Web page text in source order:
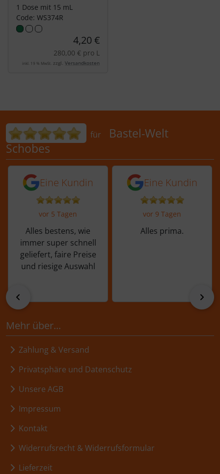
1 Dose mit 15 mL
Code: WS374R
4,20 €
280,00 € pro L
inkl. 19 % MwSt. zzgl. Versandkosten
Bewertungen für Bastel-Welt
für
Bastel-Welt
Schobes
5 von 5 Sternen von einer Kundin vor
Eine Kundin
vor 5 Tagen
Alles bestens, wie
immer super schnell
geliefert, faire Preise
und riesige Auswahl
5 von 5 Sternen
Eine Kundin
vor 9 Tagen
Alles prima.
vor
Mehr über...
Zahlung & Versand
Privatsphäre und Datenschutz
Unsere AGB
Impressum
Kontakt
Widerrufsrecht & Widerrufsformular
Lieferzeit